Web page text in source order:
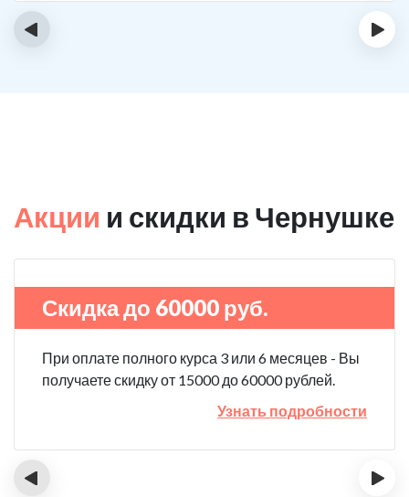
‹ ›
Акции и скидки в Чернушке
Скидка до 60000 руб.
При оплате полного курса 3 или 6 месяцев - Вы
получаете скидку от 15000 до 60000 рублей.
Узнать подробности
‹ ›